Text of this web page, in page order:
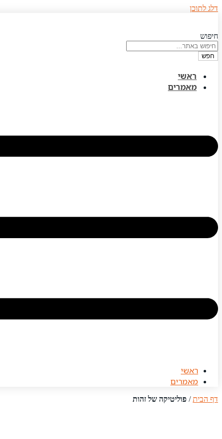
דלג לתוכן
חיפוש
חפש
ראשי
מאמרים
ראשי
מאמרים
דף הבית/ פוליטיקה של זהות